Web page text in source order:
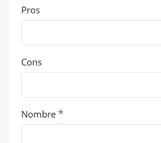
Pros
Cons
Nombre *